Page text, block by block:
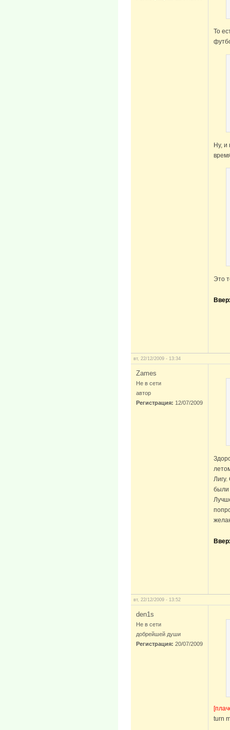
То
Ну, и
Это
вт, 22/12/2009 - 13:34
Zames
Не в сети
автор
Регистрация: 12/07/2009
были
вт, 22/12/2009 - 13:52
den1s
Не в сети
добрейшей души
Регистрация: 20/07/2009
turn